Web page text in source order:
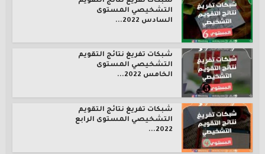
التشخيصي المستوى
السادس 2022...
شبكات تفريغ نتائج التقويم
التشخيصي المستوى
الخامس 2022...
شبكات تفريغ نتائج التقويم
التشخيصي المستوى الرابع
2022...